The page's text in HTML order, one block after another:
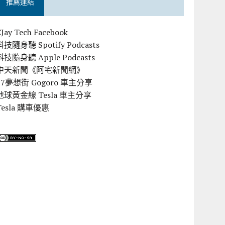
Tech Facebook
技隨身聽 Spotify Podcasts
技隨身聽 Apple Podcasts
天新聞《阿宅新聞網》
夢想街 Gogoro 車主分享
球黃金線 Tesla 車主分享
購車優惠